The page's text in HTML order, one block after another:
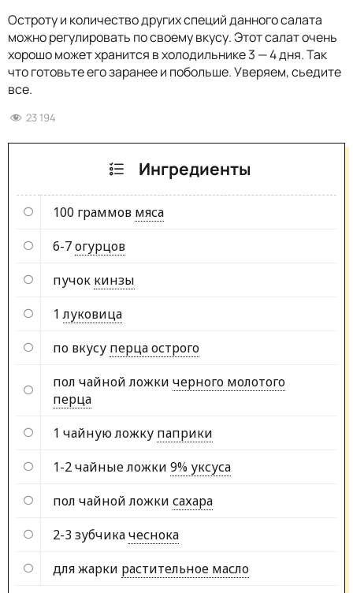
Остроту и количество других специй данного салата
можно регулировать по своему вкусу. Этот салат очень
хорошо может хранится в холодильнике 3 — 4 дня. Так
что готовьте его заранее и побольше. Уверяем, сьедите
все.
23 194
Ингредиенты
100 граммов мяса
6-7огурцов
пучок кинзы
1 луковица
по вкусу перца острого
пол чайной ложки черного молотого
перца
1 чайную ложку паприки
1-2 чайные ложки 9% уксуса
пол чайной ложки сахара
2-3 зубчикачеснока
для жарки растительное масло